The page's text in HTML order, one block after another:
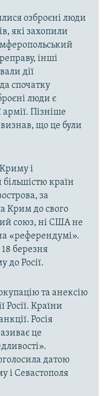
озброєні люди
які захопили
інші
дії
спочатку
люди є
Пізніше
що це були
і
країн
за
Крим до свого
союз, ні США не
«референдумі».
березня
до Росії.
та анексію
Країни
Росія
це
датою
і Севастополя